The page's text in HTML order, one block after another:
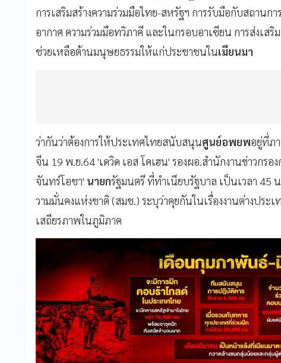
การเสริมสร้างความร่วมมือไทย-สหรัฐฯ การรับมือกับสถานก
อากาศ ความร่วมมือทวิภาคี และในกรอบอาเซียน การส่งเส
ช่วยเหลือต้านมนุษยธรรมให้แก่ประชาชนในเมียนมา
ว่ากันว่าต้องการให้ประเทศไทยสนับสนุนศูนย์อพยพอยู่ที่ภ
จีน 19 พ.ย.64 'เดวิด เอส โคเฮน' รองผอ.สำนักงานข่าวกรอ
จันทร์โอชา' นายกรัฐมนตรี ที่ทำเนียบรัฐบาล เป็นเวลา 45
วามมั่นคงแห่งชาติ (สมช.) ระบุว่าคุยกันในเรื่องงานต่างประ
เสถียรภาพในภูมิภาค